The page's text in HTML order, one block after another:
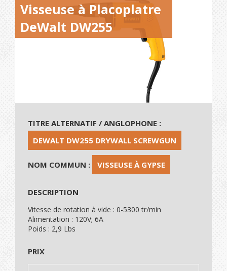
Visseuse à Placoplatre
DeWalt DW255
TITRE ALTERNATIF / ANGLOPHONE :
DEWALT DW255 DRYWALL SCREWGUN
NOM COMMUN : VISSEUSE À GYPSE
DESCRIPTION
Vitesse de rotation à vide : 0-5300 tr/min
Alimentation : 120V; 6A
Poids : 2,9 Lbs
PRIX